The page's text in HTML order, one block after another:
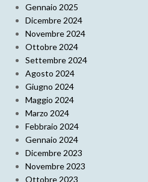
Gennaio 2025
Dicembre 2024
Novembre 2024
Ottobre 2024
Settembre 2024
Agosto 2024
Giugno 2024
Maggio 2024
Marzo 2024
Febbraio 2024
Gennaio 2024
Dicembre 2023
Novembre 2023
Ottobre 2023